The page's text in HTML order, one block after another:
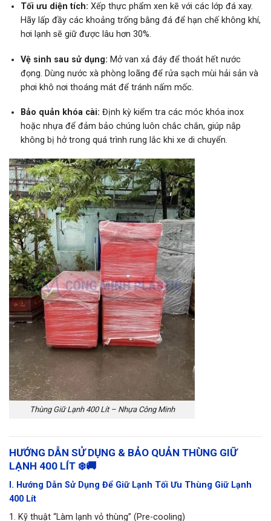
Tối ưu diện tích: Xếp thực phẩm xen kẽ với các lớp đá xay.
Hãy lấp đầy các khoảng trống bằng đá để hạn chế không khí,
hơi lạnh sẽ giữ được lâu hơn 30%.
Vệ sinh sau sử dụng: Mở van xả đáy để thoát hết nước
đọng. Dùng nước xà phòng loãng để rửa sạch mùi hải sản và
phơi khô nơi thoáng mát để tránh nấm mốc.
Bảo quản khóa cài: Định kỳ kiểm tra các móc khóa inox
hoặc nhựa để đảm bảo chúng luôn chắc chắn, giúp nắp
không bị hở trong quá trình rung lắc khi xe di chuyển.
Thùng Giữ Lạnh 400 Lít – Nhựa Công Minh
HƯỚNG DẪN SỬ DỤNG & BẢO QUẢN THÙNG GIỮ
LẠNH 400 LÍT ❄️🚚
I. Hướng Dẫn Sử Dụng Để Giữ Lạnh Tối Ưu Thùng Giữ Lạnh
400 Lít
1. Kỹ thuật “Làm lạnh vỏ thùng” (Pre-cooling)